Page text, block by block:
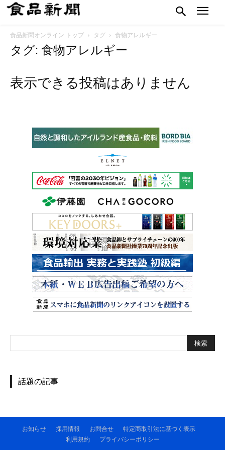
食品新聞オンライン トップ タグ 食物アレルギー
タグ: 食物アレルギー
表示できる投稿はありません
話題の記事
お知らせ 採用情報 お問合せ
特定商取引法に基づく表示
利用規約
プライバシーポリシー